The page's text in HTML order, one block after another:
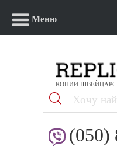
Меню
КОПИИ
(050)